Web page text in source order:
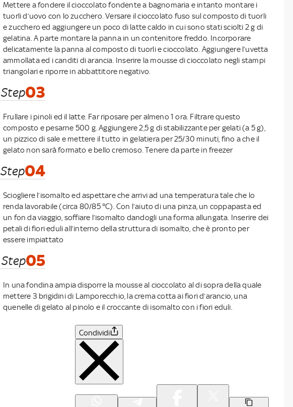
Mettere a fondere il cioccolato fondente a bagnomaria e intanto montare i
tuorli d’uovo con lo zucchero. Versare il cioccolato fuso sul composto di tuorli
e zucchero ed aggiungere un poco di latte caldo in cui sono stati sciolti 2 g di
gelatina. A parte montare la panna in un contenitore freddo. Incorporare
delicatamente la panna al composto di tuorli e cioccolato. Aggiungere l’uvetta
ammollata ed i canditi di arancia. Inserire la mousse di cioccolato negli stampi
triangolari e riporre in abbattitore negativo.
Step03
Frullare i pinoli ed il latte. Far riposare per almeno 1 ora. Filtrare questo
composto e pesarne 500 g. Aggiungere 2,5 g di stabilizzante per gelati (a 5 g),
un pizzico di sale e mettere il tutto in gelatiera per 25/30 minuti, fino a che il
gelato non sarà formato e bello cremoso. Tenere da parte in freezer
Step04
Sciogliere l’isomalto ed aspettare che arrivi ad una temperatura tale che lo
renda lavorabile (circa 80/85 °C). Con l’aiuto di una pinza, un coppapasta ed
un fon da viaggio, soffiare l’isomalto dandogli una forma allungata. Inserire dei
petali di fiori eduli all’interno della struttura di isomalto, che è pronto per
essere impiattato
Step05
In una fondina ampia disporre la mousse al cioccolato al di sopra della quale
mettere 3 brigidini di Lamporecchio, la crema cotta ai fiori d’arancio, una
quenelle di gelato al pinolo e il croccante di isomalto con i fiori eduli.
Condividi